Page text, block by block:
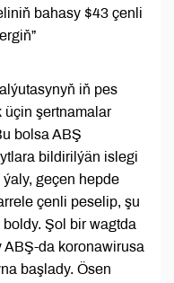
bahasy $43 çenli
iň pes
üçin şertnamalar
bolsa ABŞ
bildirilýän islegi
ýaly, geçen hepde
çenli peselip, şu
Şol bir wagtda
ABŞ-da koronawirusa
başlady. Ösen